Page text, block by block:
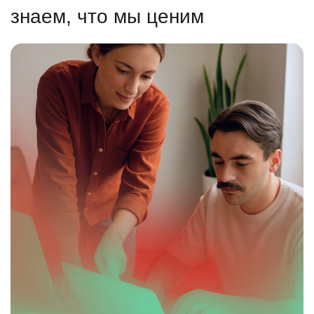
знаем, что мы ценим